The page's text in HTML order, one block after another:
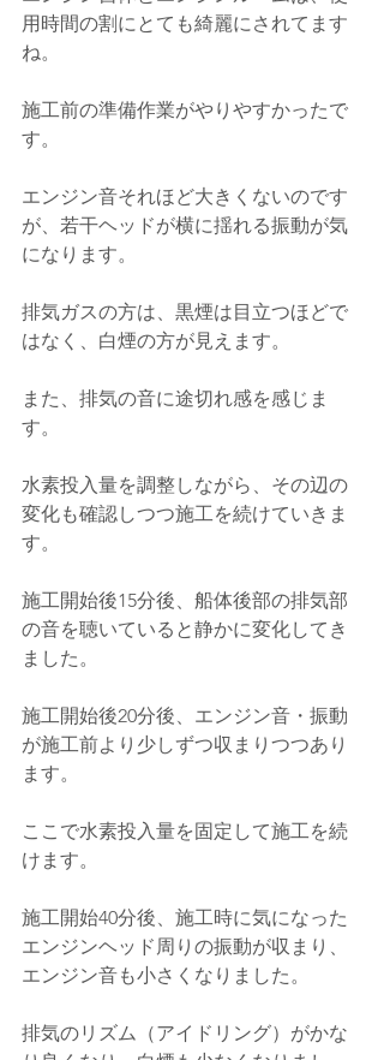
用時間の割にとても綺麗にされてます
ね。
施工前の準備作業がやりやすかったで
す。
エンジン音それほど大きくないのです
が、若干ヘッドが横に揺れる振動が気
になります。
排気ガスの方は、黒煙は目立つほどで
はなく、白煙の方が見えます。
また、排気の音に途切れ感を感じま
す。
水素投入量を調整しながら、その辺の
変化も確認しつつ施工を続けていきま
す。
施工開始後15分後、船体後部の排気部
の音を聴いていると静かに変化してき
ました。
施工開始後20分後、エンジン音・振動
が施工前より少しずつ収まりつつあり
ます。
ここで水素投入量を固定して施工を続
けます。
施工開始40分後、施工時に気になった
エンジンヘッド周りの振動が収まり、
エンジン音も小さくなりました。
排気のリズム（アイドリング）がかな